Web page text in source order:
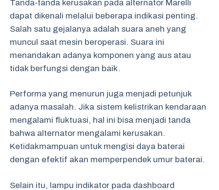
Tanda-tanda kerusakan pada alternator Marelli
dapat dikenali melalui beberapa indikasi penting.
Salah satu gejalanya adalah suara aneh yang
muncul saat mesin beroperasi. Suara ini
menandakan adanya komponen yang aus atau
tidak berfungsi dengan baik.
Performa yang menurun juga menjadi petunjuk
adanya masalah. Jika sistem kelistrikan kendaraan
mengalami fluktuasi, hal ini bisa menjadi tanda
bahwa alternator mengalami kerusakan.
Ketidakmampuan untuk mengisi daya baterai
dengan efektif akan memperpendek umur baterai.
Selain itu, lampu indikator pada dashboard